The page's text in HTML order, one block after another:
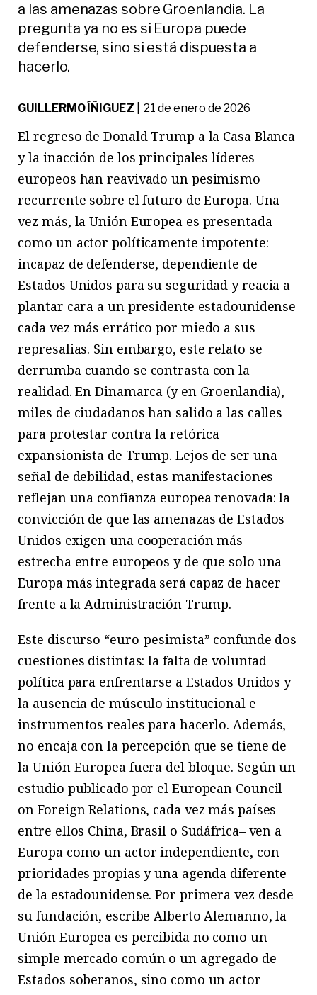
a las amenazas sobre Groenlandia. La
pregunta ya no es si Europa puede
defenderse, sino si está dispuesta a
hacerlo.
GUILLERMO ÍÑIGUEZ | 21 de enero de 2026
El regreso de Donald Trump a la Casa Blanca
y la inacción de los principales líderes
europeos han reavivado un pesimismo
recurrente sobre el futuro de Europa. Una
vez más, la Unión Europea es presentada
como un actor políticamente impotente:
incapaz de defenderse, dependiente de
Estados Unidos para su seguridad y reacia a
plantar cara a un presidente estadounidense
cada vez más errático por miedo a sus
represalias. Sin embargo, este relato se
derrumba cuando se contrasta con la
realidad. En Dinamarca (y en Groenlandia),
miles de ciudadanos han salido a las calles
para protestar contra la retórica
expansionista de Trump. Lejos de ser una
señal de debilidad, estas manifestaciones
reflejan una confianza europea renovada: la
convicción de que las amenazas de Estados
Unidos exigen una cooperación más
estrecha entre europeos y de que solo una
Europa más integrada será capaz de hacer
frente a la Administración Trump.
Este discurso “euro-pesimista” confunde dos
cuestiones distintas: la falta de voluntad
política para enfrentarse a Estados Unidos y
la ausencia de músculo institucional e
instrumentos reales para hacerlo. Además,
no encaja con la percepción que se tiene de
la Unión Europea fuera del bloque. Según un
estudio publicado por el European Council
on Foreign Relations, cada vez más países –
entre ellos China, Brasil o Sudáfrica– ven a
Europa como un actor independiente, con
prioridades propias y una agenda diferente
de la estadounidense. Por primera vez desde
su fundación, escribe Alberto Alemanno, la
Unión Europea es percibida no como un
simple mercado común o un agregado de
Estados soberanos, sino como un actor